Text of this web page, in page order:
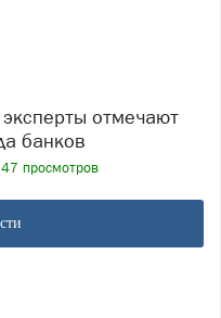
банков
просмотров